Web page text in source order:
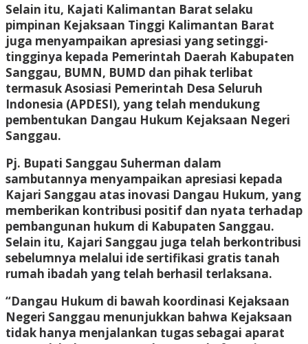
Selain itu, Kajati Kalimantan Barat selaku
pimpinan Kejaksaan Tinggi Kalimantan Barat
juga menyampaikan apresiasi yang setinggi-
tingginya kepada Pemerintah Daerah Kabupaten
Sanggau, BUMN, BUMD dan pihak terlibat
termasuk Asosiasi Pemerintah Desa Seluruh
Indonesia (APDESI), yang telah mendukung
pembentukan Dangau Hukum Kejaksaan Negeri
Sanggau.
Pj. Bupati Sanggau Suherman dalam
sambutannya menyampaikan apresiasi kepada
Kajari Sanggau atas inovasi Dangau Hukum, yang
memberikan kontribusi positif dan nyata terhadap
pembangunan hukum di Kabupaten Sanggau.
Selain itu, Kajari Sanggau juga telah berkontribusi
sebelumnya melalui ide sertifikasi gratis tanah
rumah ibadah yang telah berhasil terlaksana.
“Dangau Hukum di bawah koordinasi Kejaksaan
Negeri Sanggau menunjukkan bahwa Kejaksaan
tidak hanya menjalankan tugas sebagai aparat